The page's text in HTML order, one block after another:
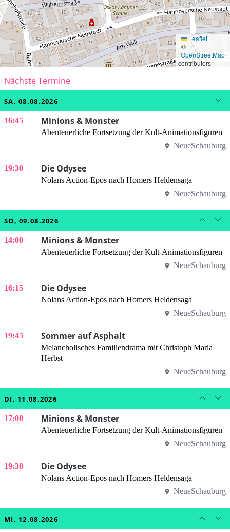
Leaflet
| ©
OpenStreetMap
contributors
Nächste Termine
SA, 08.08.2026
16:45 Minions & Monster
Abenteuerliche Fortsetzung der Kult-Animationsfiguren
NeueSchauburg
19:30 Die Odysee
Nolans Action-Epos nach Homers Heldensaga
NeueSchauburg
SO, 09.08.2026
14:00 Minions & Monster
Abenteuerliche Fortsetzung der Kult-Animationsfiguren
NeueSchauburg
16:15 Die Odysee
Nolans Action-Epos nach Homers Heldensaga
NeueSchauburg
19:45 Sommer auf Asphalt
Melancholisches Familiendrama mit Christoph Maria
Herbst
NeueSchauburg
DI, 11.08.2026
17:00 Minions & Monster
Abenteuerliche Fortsetzung der Kult-Animationsfiguren
NeueSchauburg
19:30 Die Odysee
Nolans Action-Epos nach Homers Heldensaga
NeueSchauburg
MI, 12.08.2026